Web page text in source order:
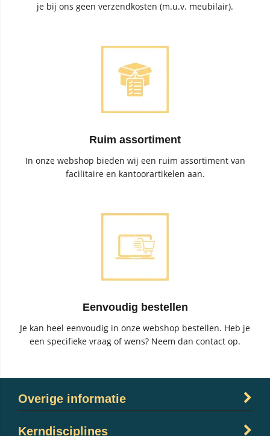
je bij ons geen verzendkosten (m.u.v. meubilair).
Ruim assortiment
In onze webshop bieden wij een ruim assortiment van
facilitaire en kantoorartikelen aan.
Eenvoudig bestellen
Je kan heel eenvoudig in onze webshop bestellen. Heb je
een specifieke vraag of wens? Neem dan contact op.
Overige informatie
Kerndisciplines